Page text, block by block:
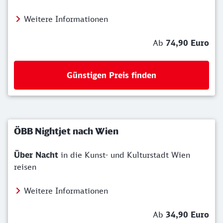
Weitere Informationen
Ab 74,90 Euro
Günstigen Preis finden
ÖBB Nightjet nach Wien
Über Nacht in die Kunst- und Kulturstadt Wien
reisen
Weitere Informationen
Ab 34,90 Euro